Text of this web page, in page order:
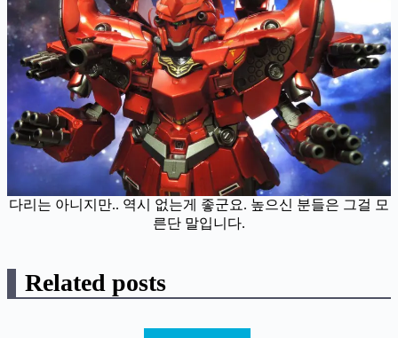
다리는 아니지만.. 역시 없는게 좋군요. 높으신 분들은 그걸 모
른단 말입니다.
Related posts